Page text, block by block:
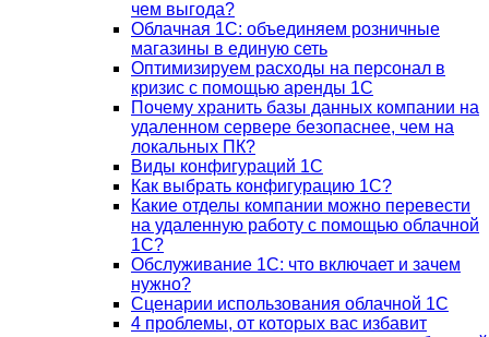
чем выгода?
Облачная 1С: объединяем розничные
магазины в единую сеть
Оптимизируем расходы на персонал в
кризис с помощью аренды 1С
Почему хранить базы данных компании на
удаленном сервере безопаснее, чем на
локальных ПК?
Виды конфигураций 1С
Как выбрать конфигурацию 1С?
Какие отделы компании можно перевести
на удаленную работу с помощью облачной
1С?
Обслуживание 1С: что включает и зачем
нужно?
Сценарии использования облачной 1С
4 проблемы, от которых вас избавит